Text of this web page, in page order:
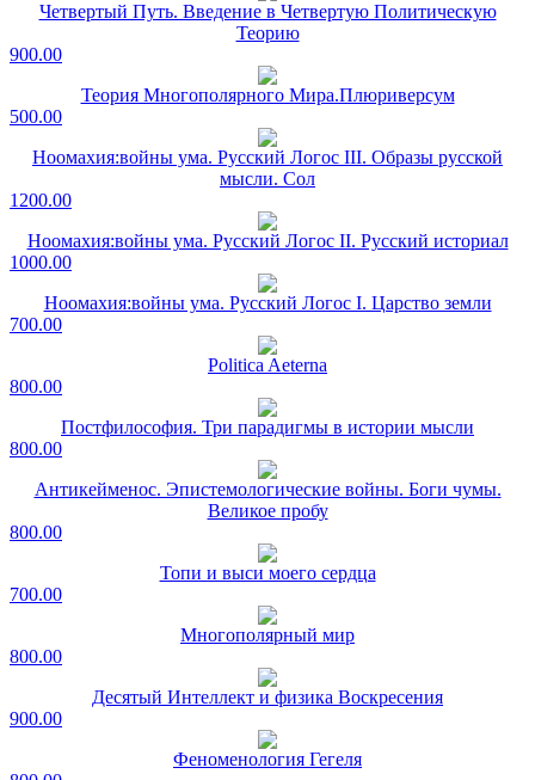
Четвертый Путь. Введение в Четвертую Политическую
Теорию
900.00
Теория Многополярного Мира.Плюриверсум
500.00
Ноомахия:войны ума. Русский Логос III. Образы русской
мысли. Сол
1200.00
Ноомахия:войны ума. Русский Логос II. Русский историал
1000.00
Ноомахия:войны ума. Русский Логос I. Царство земли
700.00
Politica Aeterna
800.00
Постфилософия. Три парадигмы в истории мысли
800.00
Антикейменос. Эпистемологические войны. Боги чумы.
Великое пробу
800.00
Топи и выси моего сердца
700.00
Многополярный мир
800.00
Десятый Интеллект и физика Воскресения
900.00
Феноменология Гегеля